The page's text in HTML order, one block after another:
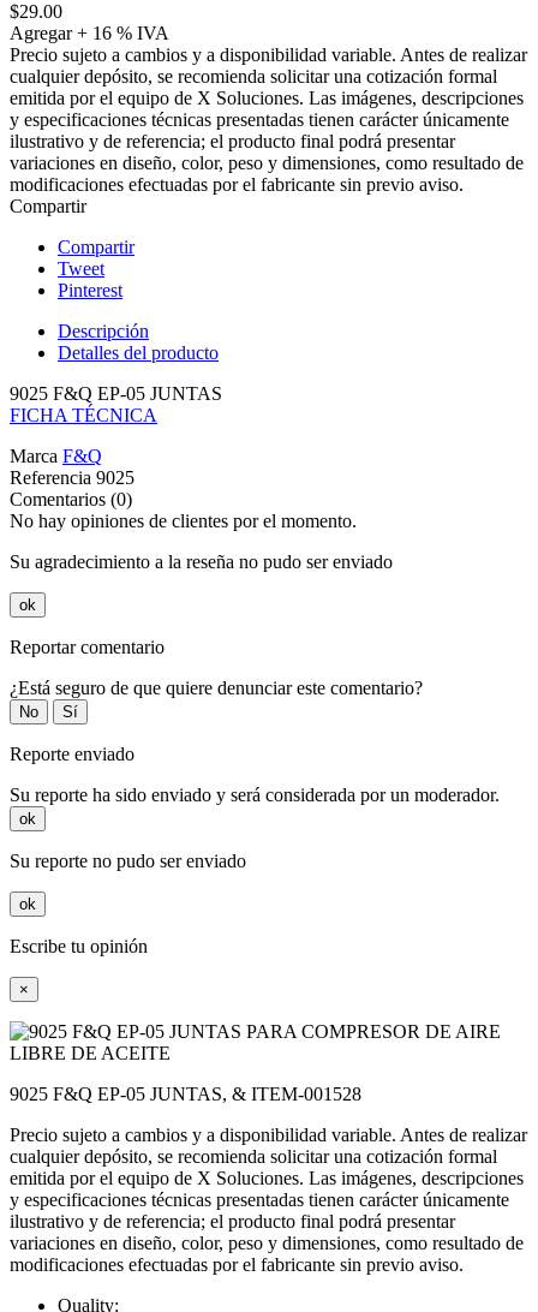
$29.00
Agregar + 16 % IVA
Precio sujeto a cambios y a disponibilidad variable. Antes de realizar
cualquier depósito, se recomienda solicitar una cotización formal
emitida por el equipo de X Soluciones. Las imágenes, descripciones
y especificaciones técnicas presentadas tienen carácter únicamente
ilustrativo y de referencia; el producto final podrá presentar
variaciones en diseño, color, peso y dimensiones, como resultado de
modificaciones efectuadas por el fabricante sin previo aviso.
Compartir
Compartir
Tweet
Pinterest
Descripción
Detalles del producto
9025 F&Q EP-05 JUNTAS
FICHA TÉCNICA
Marca F&Q
Referencia 9025
Comentarios (0)
No hay opiniones de clientes por el momento.
Su agradecimiento a la reseña no pudo ser enviado
ok
Reportar comentario
¿Está seguro de que quiere denunciar este comentario?
No Sí
Reporte enviado
Su reporte ha sido enviado y será considerada por un moderador.
ok
Su reporte no pudo ser enviado
ok
Escribe tu opinión
×
9025 F&Q EP-05 JUNTAS, & ITEM-001528
Precio sujeto a cambios y a disponibilidad variable. Antes de realizar
cualquier depósito, se recomienda solicitar una cotización formal
emitida por el equipo de X Soluciones. Las imágenes, descripciones
y especificaciones técnicas presentadas tienen carácter únicamente
ilustrativo y de referencia; el producto final podrá presentar
variaciones en diseño, color, peso y dimensiones, como resultado de
modificaciones efectuadas por el fabricante sin previo aviso.
Quality: